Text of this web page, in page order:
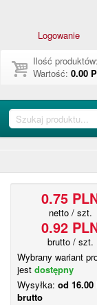
Logowanie
Ilość produktów:
Wartość: 0.00
0.75
netto / szt.
0.92
brutto / szt.
Wybrany wariant
jest dostępny
Wysyłka: od 16.00
brutto